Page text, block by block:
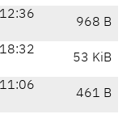
968 B
53 KiB
461 B